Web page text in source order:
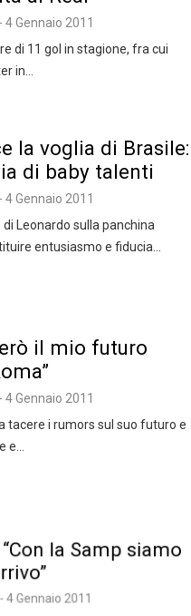
- 4 Gennaio 2011
di 11 gol in stagione, fra cui
in…
la voglia di Brasile:
di baby talenti
- 4 Gennaio 2011
di Leonardo sulla panchina
entusiasmo e fiducia…
il mio futuro
- 4 Gennaio 2011
tacere i rumors sul suo futuro e
e…
la Samp siamo
- 4 Gennaio 2011